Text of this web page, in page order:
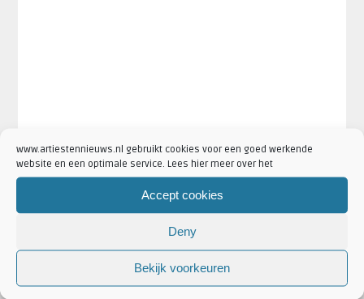
www.artiestennieuws.nl gebruikt cookies voor een goed werkende
website en een optimale service. Lees hier meer over het
Accept cookies
Deny
Bekijk voorkeuren
·barack obama
· · · ·
Aankondigingen